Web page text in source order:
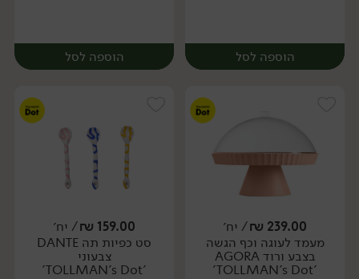
הוספה לסל
יח׳
הוספה לסל
יח׳
239.00
₪/ יח׳
מעמד לעוגה וכף הגשה
בצבע ורוד AGORA
'TOLLMAN's Dot'
159.00
₪/ יח׳
סט כפיות תה DANTE
צבעוני
'TOLLMAN's Dot'